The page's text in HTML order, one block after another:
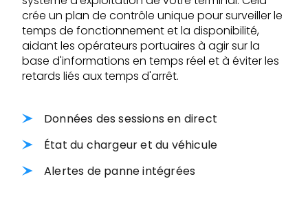
crée un plan de contrôle unique pour surveiller le
temps de fonctionnement et la disponibilité,
aidant les opérateurs portuaires à agir sur la
base d'informations en temps réel et à éviter les
retards liés aux temps d'arrêt.
Données des sessions en direct
État du chargeur et du véhicule
Alertes de panne intégrées